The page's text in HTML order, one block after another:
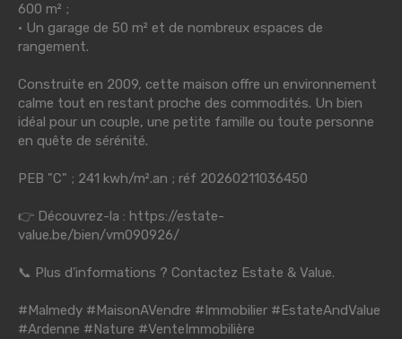
600 m² ;
• Un garage de 50 m² et de nombreux espaces de
rangement.
Construite en 2009, cette maison offre un environnement
calme tout en restant proche des commodités. Un bien
idéal pour un couple, une petite famille ou toute personne
en quête de sérénité.
PEB "C" ; 241 kwh/m².an ; réf 20260211036450
👉 Découvrez-la : https://estate-
value.be/bien/vm090926/
📞 Plus d'informations ? Contactez Estate & Value.
#Malmedy #MaisonAVendre #Immobilier #EstateAndValue
#Ardenne #Nature #VenteImmobilière